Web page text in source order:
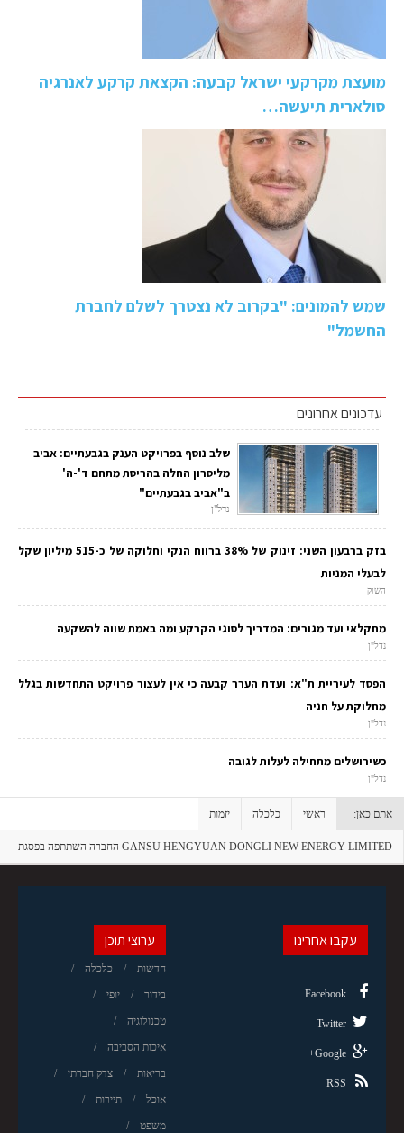
מועצת מקרקעי ישראל קבעה: הקצאת קרקע לאנרגיה
סולארית תיעשה…
שמש להמונים: "בקרוב לא נצטרך לשלם לחברת
החשמל"
עדכונים אחרונים
שלב נוסף בפרויקט הענק בגבעתיים: אביב
מליסרון החלה בהריסת מתחם ד'-ה'
ב"אביב בגבעתיים"
נדל"ן
בזק ברבעון השני: זינוק של 38% ברווח הנקי וחלוקה של כ-515 מיליון שקל
לבעלי המניות
השוק
מחקלאי ועד מגורים: המדריך לסוגי הקרקע ומה באמת שווה להשקעה
נדל"ן
הפסד לעיריית ת"א: ועדת הערר קבעה כי אין לעצור פרויקט התחדשות בגלל
מחלוקת על חניה
נדל"ן
כשירושלים מתחילה לעלות לגובה
נדל"ן
אתם כאן: ראשי כלכלה יזמות
GANSU HENGYUAN DONGLI NEW ENERGY LIMITED החברה השתתפה בפסגת
ערוצי תוכן
חדשות כלכלה
בידור יופי
טכנולוגיה
איכות הסביבה
בריאות צדק חברתי
אוכל תיירות
משפט
עקבו אחרינו
Facebook
Twitter
Google+
RSS